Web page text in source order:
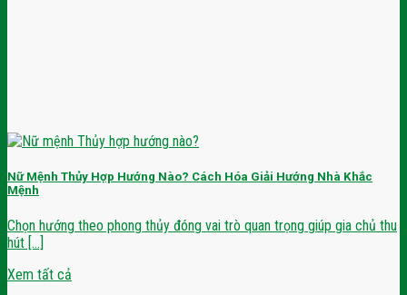
Nữ Mệnh Thủy Hợp Hướng Nào? Cách Hóa Giải Hướng Nhà Khắc
Mệnh
Chọn hướng theo phong thủy đóng vai trò quan trọng giúp gia chủ thu
hút [...]
Xem tất cả